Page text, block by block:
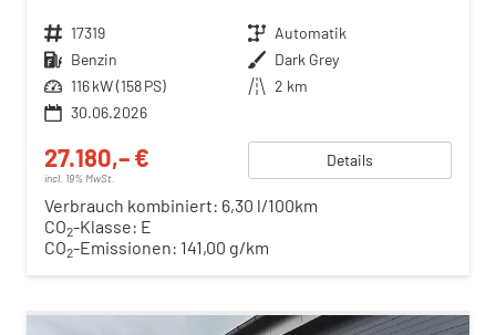
Fahrzeugnr. 17319 Getriebe Automatik
Kraftstoff Benzin Außenfarbe Dark Grey
Leistung 116 kW (158 PS) Kilometerstand 2 km
30.06.2026
27.180,– €
incl. 19% MwSt.
Details
Verbrauch kombiniert: 6,30 l/100km
CO2-Klasse: E
CO2-Emissionen: 141,00 g/km